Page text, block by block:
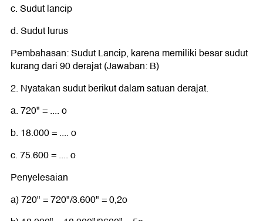
c. Sudut lancip
d. Sudut lurus
Pembahasan: Sudut Lancip, karena memiliki besar sudut
kurang dari 90 derajat (Jawaban: B)
2. Nyatakan sudut berikut dalam satuan derajat.
a. 720" = .... o
b. 18.000 = .... o
c. 75.600 = .... o
Penyelesaian
a) 720" = 720"/3.600" = 0,2o